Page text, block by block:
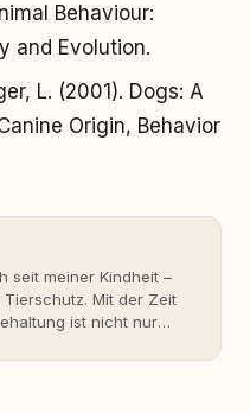
Behaviour:
and Evolution.
L. (2001). Dogs: A
Origin, Behavior
seit meiner Kindheit –
Mit der Zeit
ist nicht nur
kam mit meinem